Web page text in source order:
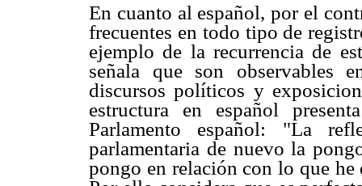
En cuanto al español, por el
frecuentes en todo tipo de
ejemplo de la recurrencia de
señala que son observables
discursos políticos y
estructura en español
Parlamento español: "La
parlamentaria de nuevo la
pongo en relación con lo que